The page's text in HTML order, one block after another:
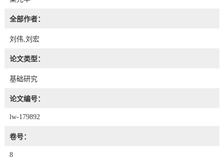
全部作者：
刘伟,刘宏
论文类型：
基础研究
论文编号：
lw-179892
卷号：
8